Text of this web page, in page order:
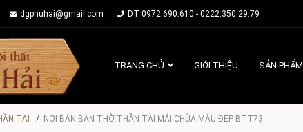
dgphuhai@gmail.com DT 0972.690.610 - 0222.350.29.79
TRANG CHỦ GIỚI THIỆU SẢN PHẨM
TAI / NƠI BÁN BÀN THỜ THẦN TÀI MÁI CHÙA MẪU ĐẸP BTT73